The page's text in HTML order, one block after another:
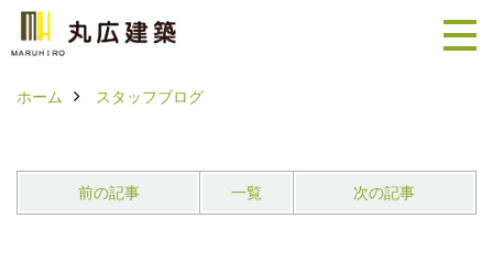
ホーム スタッフブログ
前の記事 一覧 次の記事